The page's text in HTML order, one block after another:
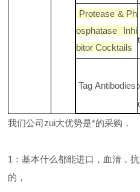
Protease & Ph
osphatase Inhi
bitor Cocktails
Tag Antibodies
我们公司zui大优势是*的采购，
1：基本什么都能进口，血清，
的，